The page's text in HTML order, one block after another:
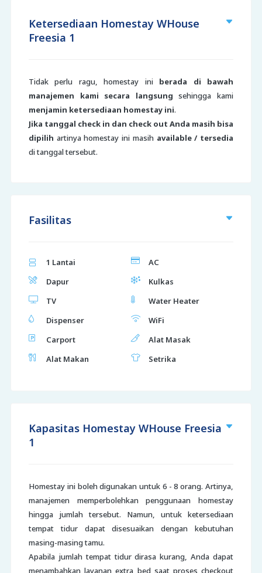
Ketersediaan Homestay WHouse
Freesia 1
Tidak perlu ragu, homestay ini berada di bawah
manajemen kami secara langsung sehingga kami
menjamin ketersediaan homestay ini.
Jika tanggal check in dan check out Anda masih bisa
dipilih artinya homestay ini masih available / tersedia
di tanggal tersebut.
Fasilitas
1 Lantai
AC
Dapur
Kulkas
TV
Water Heater
Dispenser
WiFi
Carport
Alat Masak
Alat Makan
Setrika
Kapasitas Homestay WHouse Freesia
1
Homestay ini boleh digunakan untuk 6 - 8 orang. Artinya,
manajemen memperbolehkan penggunaan homestay
hingga jumlah tersebut. Namun, untuk ketersediaan
tempat tidur dapat disesuaikan dengan kebutuhan
masing-masing tamu.
Apabila jumlah tempat tidur dirasa kurang, Anda dapat